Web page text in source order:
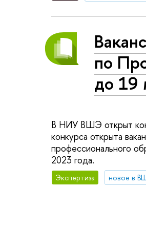
по
до 19
В НИУ ВШЭ открыт
конкурса открыта
профессионального
2023 года.
Экспертиза новое в